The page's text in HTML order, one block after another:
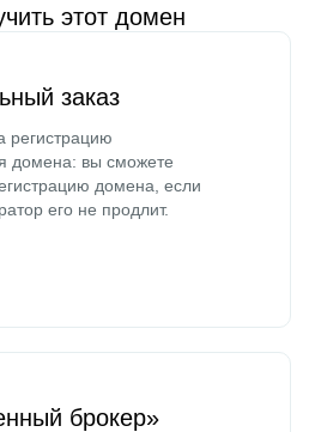
этот домен
заказ
регистрацию
домена: вы сможете
домена, если
его не продлит.
брокер»